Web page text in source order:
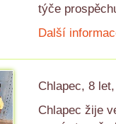
týče
Další
Chlapec, 8
Chlapec žije